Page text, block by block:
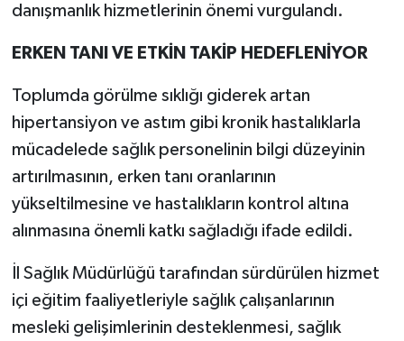
danışmanlık hizmetlerinin önemi vurgulandı.
ERKEN TANI VE ETKİN TAKİP HEDEFLENİYOR
Toplumda görülme sıklığı giderek artan
hipertansiyon ve astım gibi kronik hastalıklarla
mücadelede sağlık personelinin bilgi düzeyinin
artırılmasının, erken tanı oranlarının
yükseltilmesine ve hastalıkların kontrol altına
alınmasına önemli katkı sağladığı ifade edildi.
İl Sağlık Müdürlüğü tarafından sürdürülen hizmet
içi eğitim faaliyetleriyle sağlık çalışanlarının
mesleki gelişimlerinin desteklenmesi, sağlık